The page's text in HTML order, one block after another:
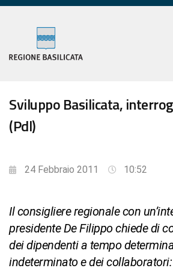
Sviluppo Basilicata,
(Pdl)
24 Febbraio 2011 10:52
Il consigliere regionale con
presidente De Filippo chiede di
dei dipendenti a tempo
indeterminato e dei